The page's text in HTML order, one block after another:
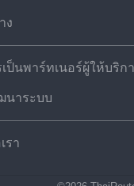
ง
ป็นพาร์ทเนอร์ผู้ให้บริก
นาระบบ
รา